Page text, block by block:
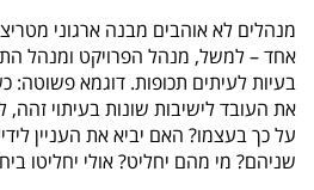
מנהלים לא אוהבים מבנה ארגוני
אחד – למשל, מנהל הפרויקט ומנהל
בעיות לעיתים תכופות. דוגמא פשוטה:
את העובד לישיבות שונות בעיתוי זהה,
על כך בעצמו? האם יביא את העניין
שניהם? מי מהם יחליט? אולי יחליטו